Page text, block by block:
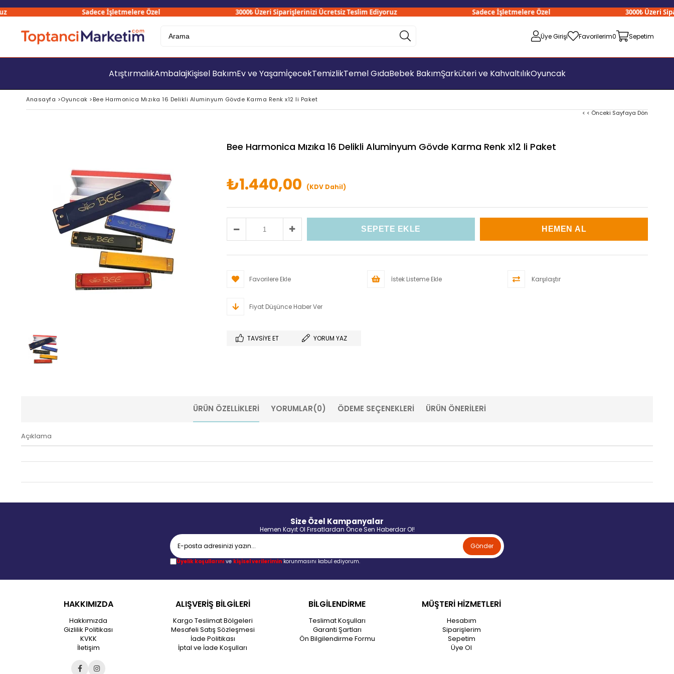
Sadece İşletmelere Özel 3000₺ Üzeri Siparişlerinizi Ücretsiz Teslim Ediyoruz Sadece İşletmelere Özel 3000₺ Üzeri
Üye Girişi Favorilerim0 Sepetim
AtıştırmalıkAmbalajKişisel BakımEv ve YaşamİçecekTemizlikTemel GıdaBebek BakımŞarküteri ve KahvaltılıkOyuncak
Anasayfa >Oyuncak >Bee Harmonica Mızıka 16 Delikli Aluminyum Gövde Karma Renk x12 li Paket
< < Önceki Sayfaya Dön
Bee Harmonica Mızıka 16 Delikli Aluminyum Gövde Karma Renk x12 li Paket
₺1.440,00 (KDV Dahil)
Favorilere Ekle İstek Listeme Ekle Karşılaştır
Fiyat Düşünce Haber Ver
TAVSIYE ET YORUM YAZ
ÜRÜN ÖZELLIKLERI YORUMLAR(0) ÖDEME SEÇENEKLERI ÜRÜN ÖNERILERI
Açıklama
Size Özel Kampanyalar
Hemen Kayıt Ol Fırsatlardan Önce Sen Haberdar Ol!
Gönder
Üyelik koşullarınıve kişisel verileriminkorunmasını kabul ediyorum.
HAKKIMIZDA
Hakkımızda
Gizlilik Politikası
KVKK
İletişim
ALIŞVERİŞ BİLGİLERİ
Kargo Teslimat Bölgeleri
Mesafeli Satış Sözleşmesi
İade Politikası
İptal ve İade Koşulları
BİLGİLENDİRME
Teslimat Koşulları
Garanti Şartları
Ön Bilgilendirme Formu
MÜŞTERİ HİZMETLERİ
Hesabım
Siparişlerim
Sepetim
Üye Ol